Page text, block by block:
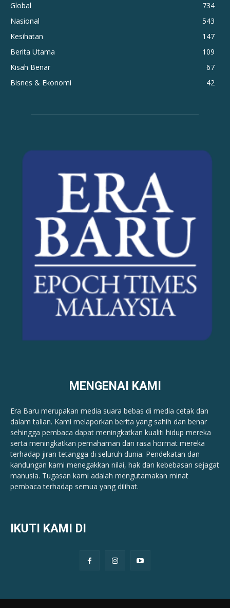
Global
734
Nasional
543
Kesihatan
147
Berita Utama
109
Kisah Benar
67
Bisnes & Ekonomi
42
MENGENAI KAMI
Era Baru merupakan media suara bebas di media cetak dan
dalam talian. Kami melaporkan berita yang sahih dan benar ​​
sehingga pembaca dapat meningkatkan kualiti hidup mereka
serta meningkatkan pemahaman dan rasa hormat mereka
terhadap jiran tetangga di seluruh dunia. Pendekatan dan
kandungan kami menegakkan nilai, hak dan kebebasan sejagat
manusia. Tugasan kami adalah mengutamakan minat
pembaca terhadap semua yang dilihat.
IKUTI KAMI DI